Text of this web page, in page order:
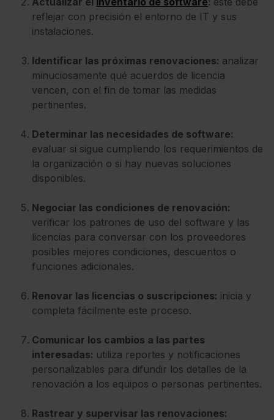
reflejar con precisión el entorno de IT y sus
instalaciones.
Identificar las próximas renovaciones: analizar
minuciosamente qué acuerdos de licencia
vencen, con el fin de tomar las medidas
pertinentes.
Determinar las necesidades de software:
evaluar si sigue cumpliendo los requerimientos de
la organización o si hay nuevas soluciones
disponibles.
Negociar las condiciones de renovación:
verificar los patrones de uso del software y las
licencias para conversar con los proveedores
posibles mejores condiciones, descuentos o
funciones adicionales.
Renovar las licencias o suscripciones: inicia y
completa fácilmente este proceso.
Comunicar los cambios a las partes
interesadas: utiliza reportes y notificaciones
personalizables para difundir los detalles de la
renovación a los equipos o personas pertinentes.
Rastrear y supervisar las renovaciones: